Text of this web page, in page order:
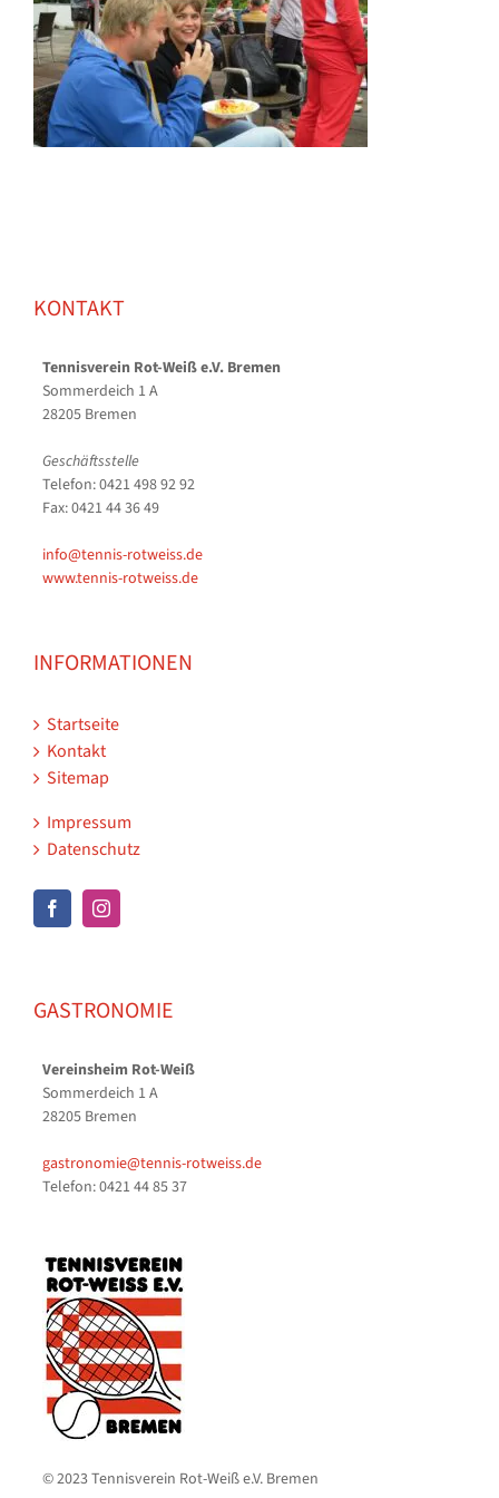
KONTAKT
Tennisverein Rot-Weiß e.V. Bremen
Sommerdeich 1 A
28205 Bremen
Geschäftsstelle
Telefon: 0421 498 92 92
Fax: 0421 44 36 49
info@tennis-rotweiss.de
www.tennis-rotweiss.de
INFORMATIONEN
Startseite
Kontakt
Sitemap
Impressum
Datenschutz
GASTRONOMIE
Vereinsheim Rot-Weiß
Sommerdeich 1 A
28205 Bremen
gastronomie@tennis-rotweiss.de
Telefon: 0421 44 85 37
© 2023 Tennisverein Rot-Weiß e.V. Bremen